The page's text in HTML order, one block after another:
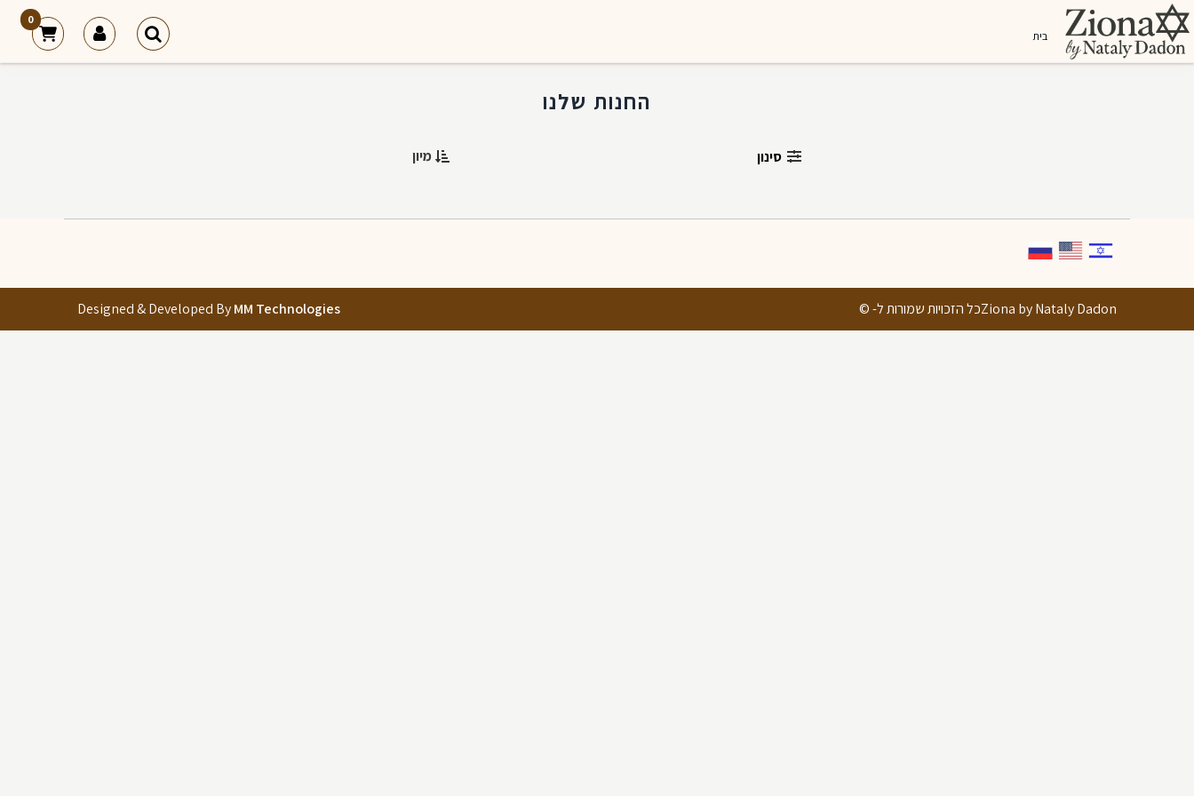
0
בית
החנות שלנו
סינון מיון
Ziona by Nataly Dadonכל הזכויות שמורות ל- © Designed & Developed ByMM Technologies